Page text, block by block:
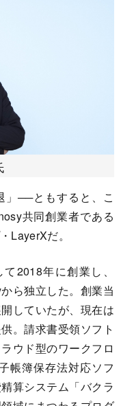
」──ともすると、こ
共同創業者である
LayerXだ。
2018年に創業し、
ら独立した。創業当
していたが、現在は
。請求書受領ソフト
ウド型のワークフロ
帳簿保存法対応ソフ
算システム「バクラ